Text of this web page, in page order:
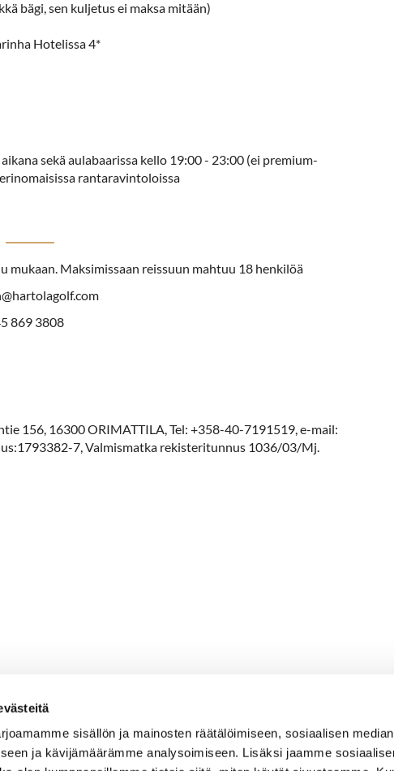
sisällön ja mainosten räätälöimiseen, sosiaalisen median
ja kävijämäärämme analysoimiseen. Lisäksi jaamme
bägi, sen kuljetus ei maksa mitään)
Hotelissa 4*
sekä aulabaarissa kello 19:00 - 23:00 (ei premium-
rantaravintoloissa
Maksimissaan reissuun mahtuu 18 henkilöä
869 3808
156, 16300 ORIMATTILA, Tel: +358-40-7191519, e-mail:
7, Valmismatka rekisteritunnus 1036/03/Mj.